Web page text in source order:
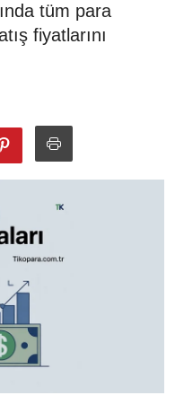
tüm para
fiyatlarını